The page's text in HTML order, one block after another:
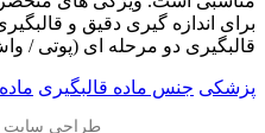
برای اندازه گیری دقیق و
قالبگيری دو مرحله ای (پوتی /
پزشکی جنس ماده قالبگیری